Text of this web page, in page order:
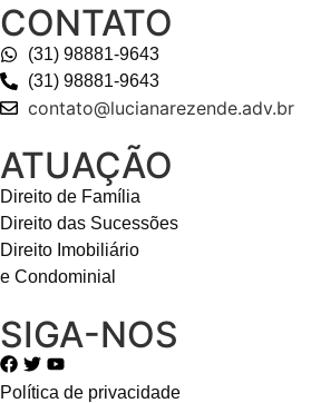
CONTATO
(31) 98881-9643
(31) 98881-9643
contato@lucianarezende.adv.br
ATUAÇÃO
Direito de Família
Direito das Sucessões
Direito Imobiliário
e Condominial
SIGA-NOS
Política de privacidade